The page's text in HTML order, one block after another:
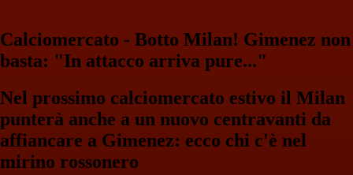
Calciomercato - Botto Milan! Gimenez non
basta: "In attacco arriva pure..."
Nel prossimo calciomercato estivo il Milan
punterà anche a un nuovo centravanti da
affiancare a Gimenez: ecco chi c'è nel
mirino rossonero